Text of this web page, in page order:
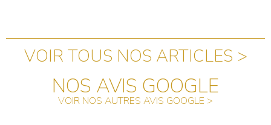
VOIR TOUS NOS ARTICLES >
NOS AVIS GOOGLE
VOIR NOS AUTRES AVIS GOOGLE >